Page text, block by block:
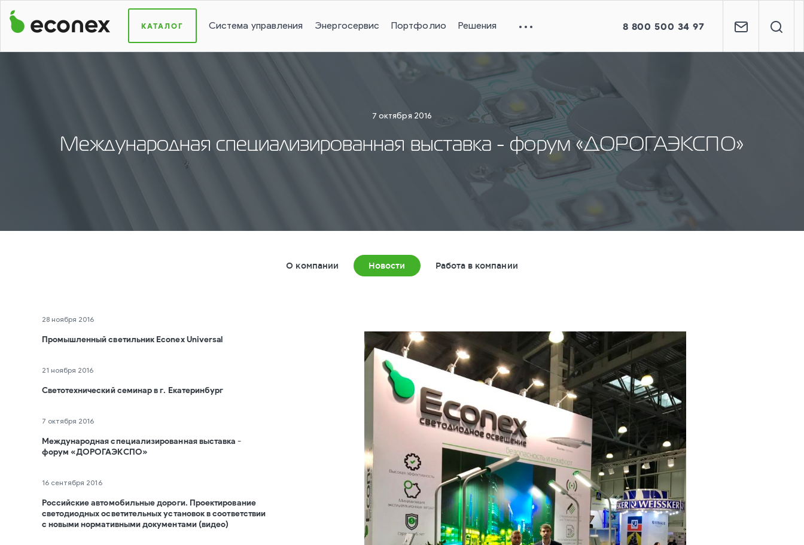
КАТАЛОГ Система управления Энергосервис Портфолио Решения 8 800 500 34 97
7 октября 2016
Международная специализированная выставка - форум «ДОРОГАЭКСПО»
О компании Новости Работа в компании
28 ноября 2016
Промышленный светильник Econex Universal
21 ноября 2016
Светотехнический семинар в г. Екатеринбург
7 октября 2016
Международная специализированная выставка -
форум «ДОРОГАЭКСПО»
16 сентября 2016
Российские автомобильные дороги. Проектирование
светодиодных осветительных установок в соответствии
с новыми нормативными документами (видео)